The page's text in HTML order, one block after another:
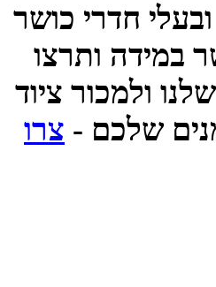
חדרי כושר
במידה ותרצו
ולמכור ציוד
שלכם - צרו